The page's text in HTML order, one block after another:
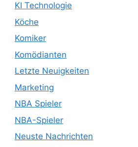
KI Technologie
Köche
Komiker
Komödianten
Letzte Neuigkeiten
Marketing
NBA Spieler
NBA-Spieler
Neuste Nachrichten